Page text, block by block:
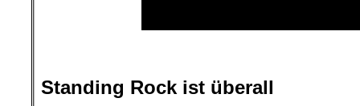
Standing Rock ist überall